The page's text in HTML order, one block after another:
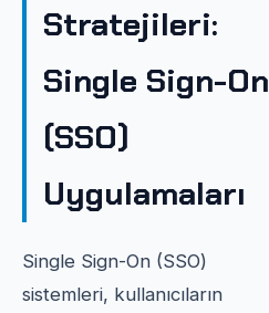
Stratejileri:
Single Sign-On
(SSO)
Uygulamaları
Single Sign-On (SSO)
sistemleri, kullanıcıların